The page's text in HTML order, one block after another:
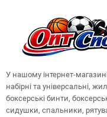
У нашому інтернет-
набірні та універсальні,
боксерські бинти,
сидушки, спальники,